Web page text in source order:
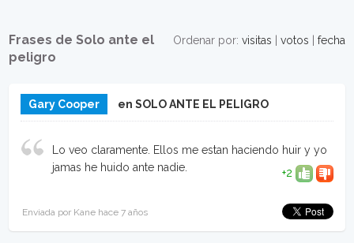
Ordenar por: visitas votos fecha
Frases de Solo ante el
peligro
Gary Cooper en SOLO ANTE EL PELIGRO
Lo veo claramente. Ellos me estan haciendo huir y yo
jamas he huido ante nadie.
+2
Enviada por Kane hace 7 años